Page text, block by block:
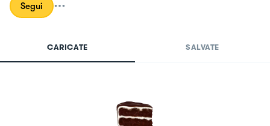
Segui
CARICATE SALVATE